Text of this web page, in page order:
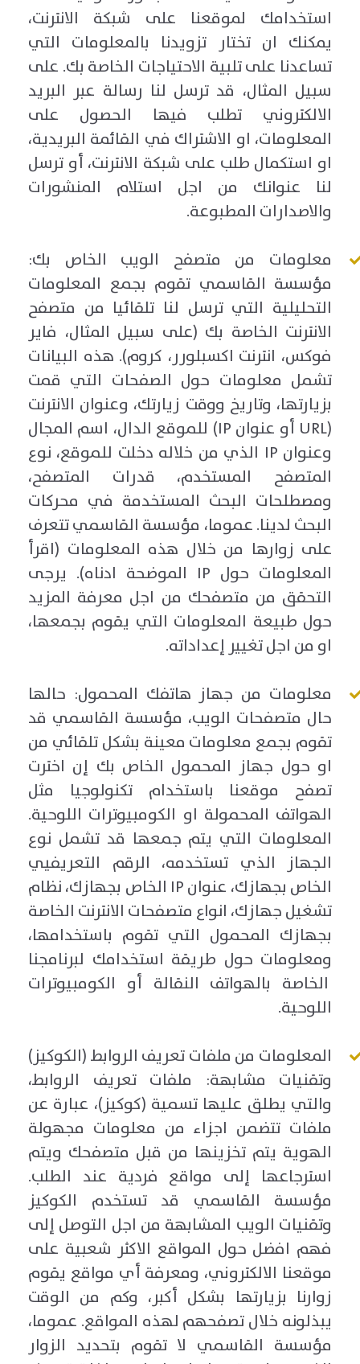
استخدامك لموقعنا على شبكة الانترنت،
يمكنك ان تختار تزويدنا بالمعلومات التي
تساعدنا على تلبية الاحتياجات الخاصة بك. على
سبيل المثال، قد ترسل لنا رسالة عبر البريد
الالكتروني تطلب فيها الحصول على
المعلومات، او الاشتراك في القائمة البريدية،
او استكمال طلب على شبكة الانترنت، أو ترسل
لنا عنوانك من اجل استلام المنشورات
والاصدارات المطبوعة.
معلومات من متصفح الويب الخاص بك:
مؤسسة القاسمي تقوم بجمع المعلومات
التحليلية التي ترسل لنا تلقائيا من متصفح
الانترنت الخاصة بك (على سبيل المثال، فاير
فوكس، انترنت اكسبلورر، كروم). هذه البيانات
تشمل معلومات حول الصفحات التي قمت
بزيارتها، وتاريخ ووقت زيارتك، وعنوان الانترنت
(URL أو عنوان IP) للموقع الدال، اسم المجال
وعنوان IP الذي من خلاله دخلت للموقع، نوع
المتصفح المستخدم، قدرات المتصفح،
ومصطلحات البحث المستخدمة في محركات
البحث لدينا. عموما، مؤسسة القاسمي تتعرف
على زوارها من خلال هذه المعلومات (اقرأ
المعلومات حول IP الموضحة ادناه). يرجى
التحقق من متصفحك من اجل معرفة المزيد
حول طبيعة المعلومات التي يقوم بجمعها،
او من اجل تغيير إعداداته.
معلومات من جهاز هاتفك المحمول: حالها
حال متصفحات الويب، مؤسسة القاسمي قد
تقوم بجمع معلومات معينة بشكل تلقائي من
او حول جهاز المحمول الخاص بك إن اخترت
تصفح موقعنا باستخدام تكنولوجيا مثل
الهواتف المحمولة او الكومبيوترات اللوحية.
المعلومات التي يتم جمعها قد تشمل نوع
الجهاز الذي تستخدمه، الرقم التعريفيي
الخاص بجهازك، عنوان IP الخاص بجهازك، نظام
تشغيل جهازك، انواع متصفحات الانترنت الخاصة
بجهازك المحمول التي تقوم باستخدامها،
ومعلومات حول طريقة استخدامك لبرنامجنا
الخاصة بالهواتف النقالة أو الكومبيوترات
اللوحية.
المعلومات من ملفات تعريف الروابط (الكوكيز)
وتقنيات مشابهة: ملفات تعريف الروابط،
والتي يطلق عليها تسمية (كوكيز)، عبارة عن
ملفات تتضمن اجزاء من معلومات مجهولة
الهوية يتم تخزينها من قبل متصفحك ويتم
استرجاعها إلى مواقع فردية عند الطلب.
مؤسسة القاسمي قد تستخدم الكوكيز
وتقنيات الويب المشابهة من اجل التوصل إلى
فهم افضل حول المواقع الاكثر شعبية على
موقعنا الالكتروني، ومعرفة أي مواقع يقوم
زوارنا بزيارتها بشكل أكبر، وكم من الوقت
يبذلونه خلال تصفحهم لهذه المواقع. عموما،
مؤسسة القاسمي لا تقوم بتحديد الزوار